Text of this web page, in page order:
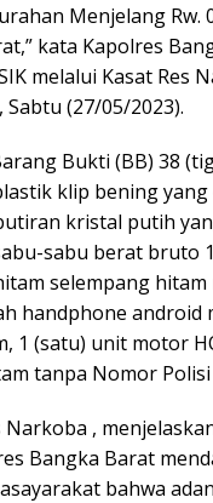
Menjelang Rw.
kata Kapolres
melalui Kasat Res
Sabtu (27/05/2023).
Bukti (BB) 38
klip bening
kristal putih
sabu berat bruto
selempang
handphone android
1 (satu) unit motor
tanpa Nomor Polisi
Narkoba ,
Bangka Barat
bahwa